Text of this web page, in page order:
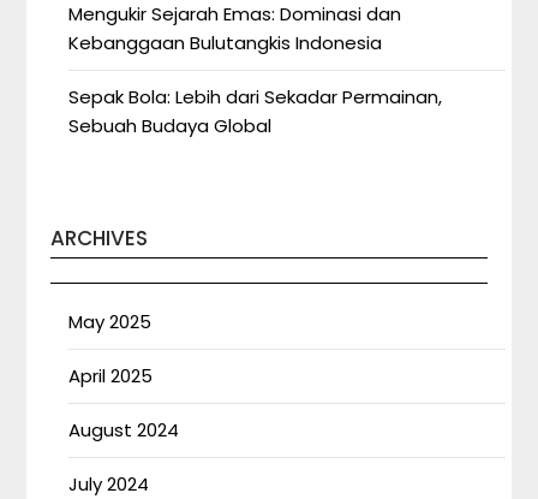
Mengukir Sejarah Emas: Dominasi dan
Kebanggaan Bulutangkis Indonesia
Sepak Bola: Lebih dari Sekadar Permainan,
Sebuah Budaya Global
ARCHIVES
May 2025
April 2025
August 2024
July 2024